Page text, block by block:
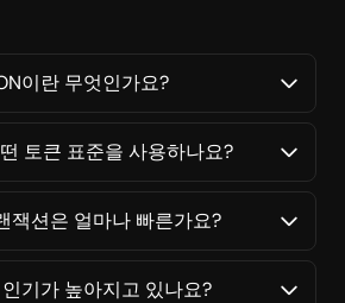
이란 무엇인가요?
토큰 표준을 사용하나요?
잭션은 얼마나 빠른가요?
기가 높아지고 있나요?